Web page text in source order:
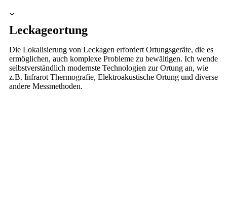
Leckageortung
Die Lokalisierung von Leckagen erfordert Ortungsgeräte, die es
ermöglichen, auch komplexe Probleme zu bewältigen. Ich wende
selbstverständlich modernste Technologien zur Ortung an, wie
z.B. Infrarot Thermografie, Elektroakustische Ortung und diverse
andere Messmethoden.